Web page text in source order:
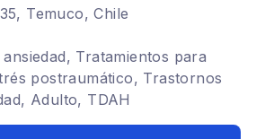
Temuco, Chile
Tratamientos para
postraumático, Trastornos
Adulto, TDAH